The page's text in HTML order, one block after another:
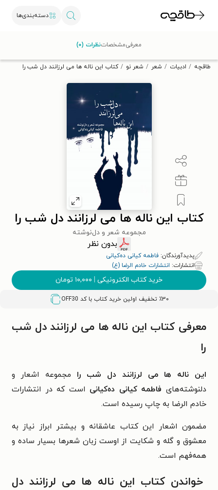
دسته‌بندی‌ها
تخفیف از طاقچه دریافت کن.
طاقچه ادبیات شعر شعر نو کتاب این ناله ها می لرزانند دل شب را
کتاب این ناله ها می لرزانند دل شب را
مجموعه شعر و دل‌نوشته
بدون نظر
پدیدآورندگان: فاطمه کیانی ده‌کیانی
انتشارات: انتشارات خادم الرضا (ع)
خرید کتاب الکترونیکی | ۱۰,۰۰۰ تومان
٪۳۰ تخفیف اولین خرید کتاب با کد OFF30
معرفیمشخصاتنظرات (۰)
معرفی کتاب این ناله ها می لرزانند دل شب
را
این ناله ها می لرزانند دل شب را مجموعه اشعار و
دلنوشته‌های فاطمه کیانی ده‌کیانی است که در انتشارات
خادم الرضا به چاپ رسیده است.
مضمون اشعار این کتاب عاشقانه و بیشتر ابراز نیاز به
معشوق و گله و شکایت از اوست زبان شعرها بسیار ساده و
همه‌فهم است.
خواندن کتاب این ناله ها می لرزانند دل